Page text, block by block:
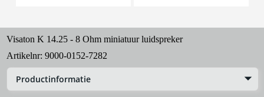
Visaton K 14.25 - 8 Ohm miniatuur luidspreker
Artikelnr: 9000-0152-7282
Productinformatie